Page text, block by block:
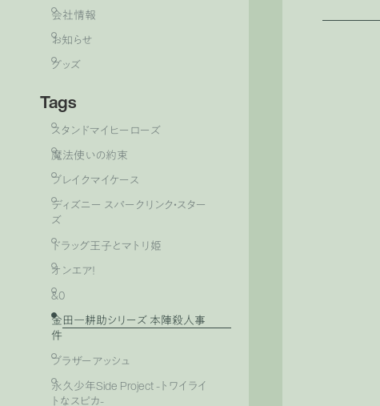
会社情報
お知らせ
グッズ
Tags
スタンドマイヒーローズ
魔法使いの約束
ブレイクマイケース
ディズニー スパークリンク・スター
ズ
ドラッグ王子とマトリ姫
オンエア！
&0
金田一耕助シリーズ 本陣殺人事
件
ブラザーアッシュ
永久少年Side Project -トワイライ
トなスピカ-